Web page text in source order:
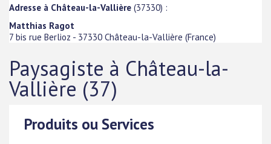
Adresse à Château-la-Vallière (37330) :
Matthias Ragot
7 bis rue Berlioz - 37330 Château-la-Vallière (France)
Paysagiste à Château-la-
Vallière (37)
Produits ou Services